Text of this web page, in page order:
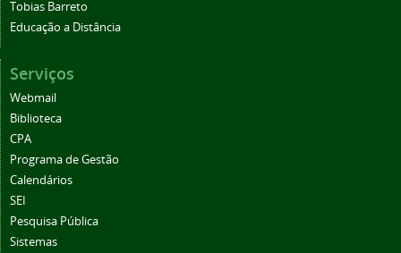
Tobias Barreto
Educação a Distância
Serviços
Webmail
Biblioteca
CPA
Programa de Gestão
Calendários
SEI
Pesquisa Pública
Sistemas